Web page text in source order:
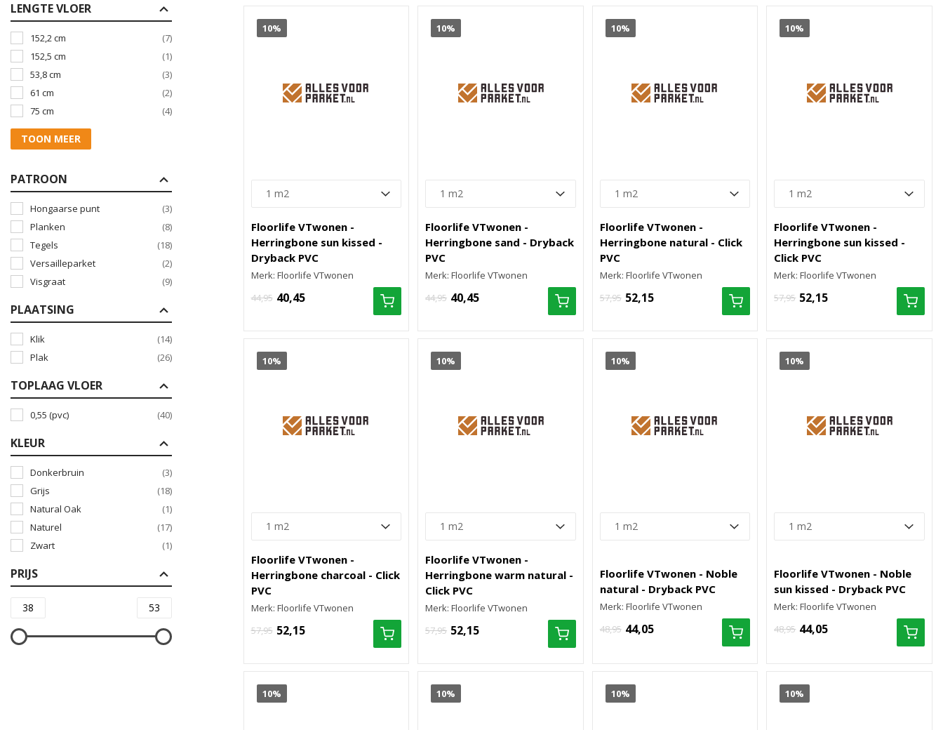
LENGTE VLOER
152,2 cm
(7)
152,5 cm
(1)
53,8 cm
(3)
61 cm
(2)
75 cm
(4)
TOON MEER
PATROON
Hongaarse punt
(3)
Planken
(8)
Tegels
(18)
Versailleparket
(2)
Visgraat
(9)
PLAATSING
Klik
(14)
Plak
(26)
TOPLAAG VLOER
0,55 (pvc) (40)
KLEUR
Donkerbruin
(3)
Grijs
(18)
Natural Oak
(1)
Naturel
(17)
Zwart
(1)
PRIJS
10%
Floorlife VTwonen -
Herringbone sun kissed -
Dryback PVC
Merk: Floorlife VTwonen
44,95 40,45
10%
Floorlife VTwonen -
Herringbone sand - Dryback
PVC
Merk: Floorlife VTwonen
44,95 40,45
10%
Floorlife VTwonen -
Herringbone natural - Click
PVC
Merk: Floorlife VTwonen
57,95 52,15
10%
Floorlife VTwonen -
Herringbone sun kissed -
Click PVC
Merk: Floorlife VTwonen
57,95 52,15
10%
Floorlife VTwonen -
Herringbone charcoal - Click
PVC
Merk: Floorlife VTwonen
57,95 52,15
10%
Floorlife VTwonen -
Herringbone warm natural -
Click PVC
Merk: Floorlife VTwonen
57,95 52,15
10%
Floorlife VTwonen - Noble
natural - Dryback PVC
Merk: Floorlife VTwonen
48,95 44,05
10%
Floorlife VTwonen - Noble
sun kissed - Dryback PVC
Merk: Floorlife VTwonen
48,95 44,05
10% 10% 10% 10%